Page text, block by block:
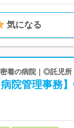
気になる
着の病院｜◎託児
院管理事務